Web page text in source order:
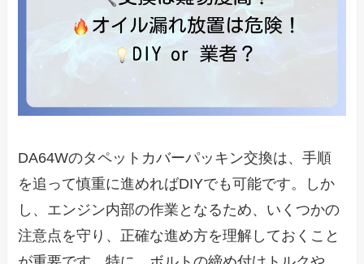
DA64Wのタペットカバーパッキン交換は、手順
を追って慎重に進めればDIYでも可能です。しか
し、エンジン内部の作業となるため、いくつかの
注意点を守り、正確な進め方を理解しておくこと